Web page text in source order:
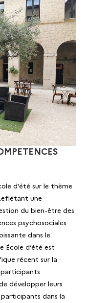
d’été sur le thème
une
du bien-être des
psychosociales
dans le
École d’été est
récent sur la
développer leurs
dans la